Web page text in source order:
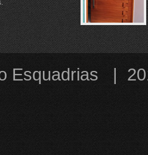
Esquadrias |